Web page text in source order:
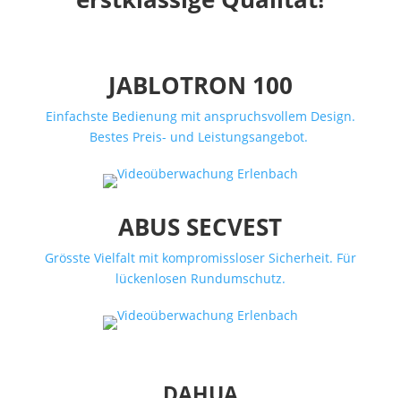
JABLOTRON 100
Einfachste Bedienung mit anspruchsvollem Design.
Bestes Preis- und Leistungsangebot.
ABUS SECVEST
Grösste Vielfalt mit kompromissloser Sicherheit. Für
lückenlosen Rundumschutz.